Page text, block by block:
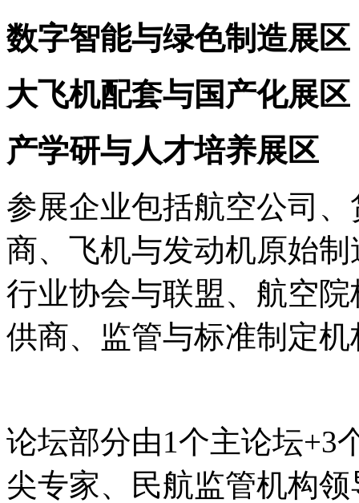
数字智能与绿色制造展区
大飞机配套与国产化展区
产学研与人才培养展区
参展企业包括航空公司
商、飞机与发动机原始
行业协会与联盟、航空
供商、监管与标准制定机
论坛部分由1个主论坛+3
尖专家、民航监管机构